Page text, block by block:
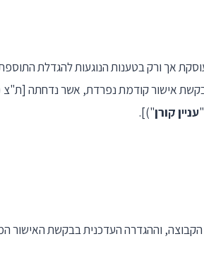
אך ורק בטענות הנוגעות להגדלת התוספת
אישור קודמת נפרדת, אשר נדחתה [ת"צ (מחוזי
עניין קורן")].
וההגדרה העדכנית בבקשת האישור